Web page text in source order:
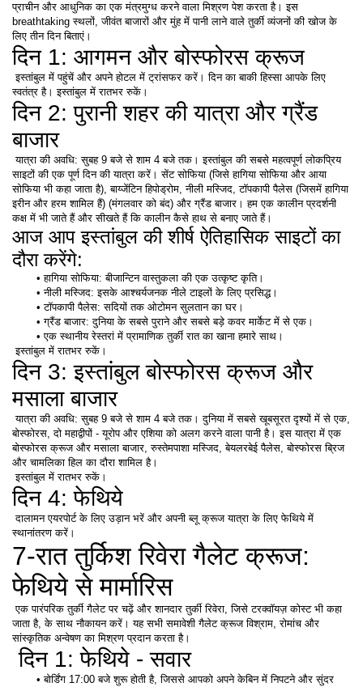
प्राचीन और आधुनिक का एक मंत्रमुग्ध करने वाला मिश्रण पेश करता है। इस
breathtaking स्थलों, जीवंत बाजारों और मुंह में पानी लाने वाले तुर्की व्यंजनों की खोज के
लिए तीन दिन बिताएं।
दिन 1: आगमन और बोस्फोरस क्रूज
इस्तांबुल में पहुंचें और अपने होटल में ट्रांसफर करें। दिन का बाकी हिस्सा आपके लिए
स्वतंत्र है। इस्तांबुल में रातभर रुकें।
दिन 2: पुरानी शहर की यात्रा और ग्रैंड
बाजार
यात्रा की अवधि: सुबह 9 बजे से शाम 4 बजे तक। इस्तांबुल की सबसे महत्वपूर्ण लोकप्रिय
साइटों की एक पूर्ण दिन की यात्रा करें। सेंट सोफिया (जिसे हागिया सोफिया और आया
सोफिया भी कहा जाता है), बाय्जेंटिन हिपोड्रोम, नीली मस्जिद, टॉपकापी पैलेस (जिसमें हागिया
इरीन और हरम शामिल हैं) (मंगलवार को बंद) और ग्रैंड बाजार। हम एक कालीन प्रदर्शनी
कक्ष में भी जाते हैं और सीखते हैं कि कालीन कैसे हाथ से बनाए जाते हैं।
आज आप इस्तांबुल की शीर्ष ऐतिहासिक साइटों का
दौरा करेंगे:
हागिया सोफिया: बीजान्टिन वास्तुकला की एक उत्कृष्ट कृति।
नीली मस्जिद: इसके आश्चर्यजनक नीले टाइलों के लिए प्रसिद्ध।
टॉपकापी पैलेस: सदियों तक ओटोमन सुलतान का घर।
ग्रैंड बाजार: दुनिया के सबसे पुराने और सबसे बड़े कवर मार्केट में से एक।
एक स्थानीय रेस्तरां में प्रामाणिक तुर्की रात का खाना हमारे साथ।
इस्तांबुल में रातभर रुकें।
दिन 3: इस्तांबुल बोस्फोरस क्रूज और
मसाला बाजार
यात्रा की अवधि: सुबह 9 बजे से शाम 4 बजे तक। दुनिया में सबसे खूबसूरत दृश्यों में से एक,
बोस्फोरस, दो महाद्वीपों - यूरोप और एशिया को अलग करने वाला पानी है। इस यात्रा में एक
बोस्फोरस क्रूज और मसाला बाजार, रुस्तेमपाशा मस्जिद, बेयलरबेई पैलेस, बोस्फोरस ब्रिज
और चामलिका हिल का दौरा शामिल है।
इस्तांबुल में रातभर रुकें।
दिन 4: फेथिये
दालामन एयरपोर्ट के लिए उड़ान भरें और अपनी ब्लू क्रूज यात्रा के लिए फेथिये में
स्थानांतरण करें।
7-रात तुर्किश रिवेरा गैलेट क्रूज:
फेथिये से मार्मारिस
एक पारंपरिक तुर्की गैलेट पर चढ़ें और शानदार तुर्की रिवेरा, जिसे टरक्वॉयज़ कोस्ट भी कहा
जाता है, के साथ नौकायन करें। यह सभी समावेशी गैलेट क्रूज विश्राम, रोमांच और
सांस्कृतिक अन्वेषण का मिश्रण प्रदान करता है।
दिन 1: फेथिये - सवार
बोर्डिंग 17:00 बजे शुरू होती है, जिससे आपको अपने केबिन में निपटने और सुंदर